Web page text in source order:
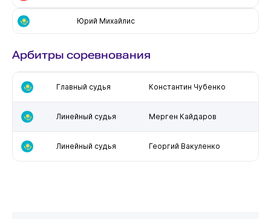
Юрий Михайлис
Арбитры соревнования
Главный судья Константин Чубенко
Линейный судья Мерген Кайдаров
Линейный судья Георгий Вакуленко